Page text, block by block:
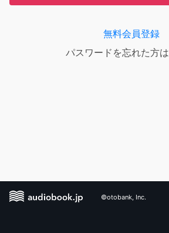
無料会員登録
パスワードを忘れた方は
©otobank, Inc.